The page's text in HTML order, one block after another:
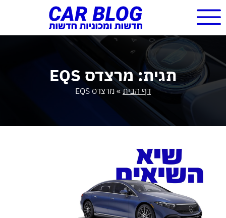
תגית: מרצדס EQS
דף הבית» מרצדס EQS